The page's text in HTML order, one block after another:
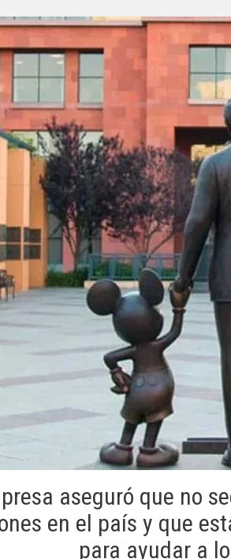
aseguró que no
en el país y que
para ayudar a